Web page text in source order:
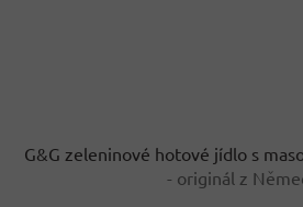
G&G zeleninové hotové jídlo s
- originál z